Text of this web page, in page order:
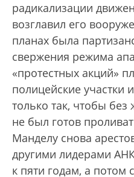
радикализации
возглавил его
планах была
свержения режима
«протестных акций»
полицейские участки
только так, чтобы
не был готов
Манделу снова
другими лидерами
к пяти годам, а потом